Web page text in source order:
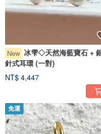
退休後，在芬蘭拉赫蒂的設計大學
學習珠寶製作的基礎知識。
目前，他正在利用神韻的珠寶在神
我們生產的珠寶不僅使用金，銀和
材料。
我們生產各種商品，從耳環，戒指
我們還提供結婚戒指和各種定制產
UCC咖啡博物館博物館商店（神戶
些作品。
New 冰雫◇天然海藍寶石 +
針式耳環 (一對)
NT$ 4,447
免運